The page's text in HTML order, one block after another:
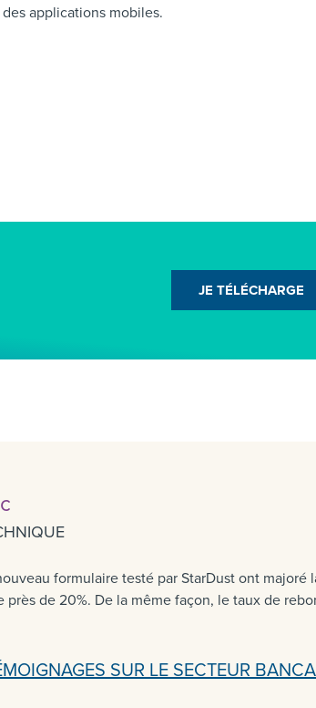
applications mobiles.
JE TÉLÉCHARGE
formulaire testé par StarDust ont majoré
près de 20%. De la même façon, le taux de
SUR LE SECTEUR